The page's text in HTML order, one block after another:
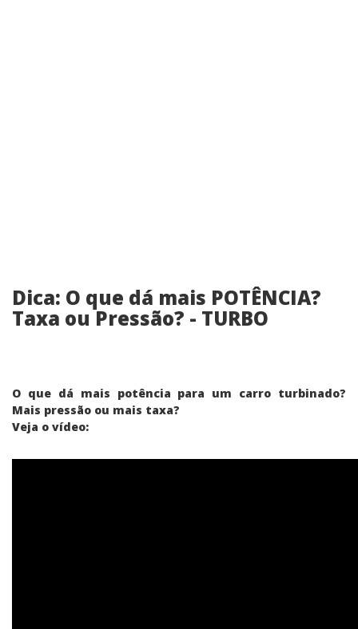
Dica: O que dá mais POTÊNCIA?
Taxa ou Pressão? - TURBO
O que dá mais potência para um carro turbinado?
Mais pressão ou mais taxa?
Veja o vídeo: